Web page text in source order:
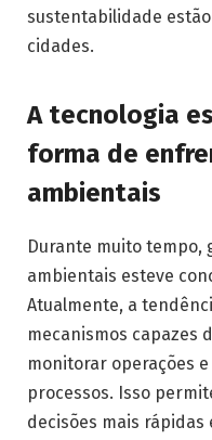
sustentabilidade
cidades.
A tecnologia
forma de
ambientais
Durante muito tempo,
ambientais esteve
Atualmente, a
mecanismos capazes
monitorar operações
processos. Isso
decisões mais